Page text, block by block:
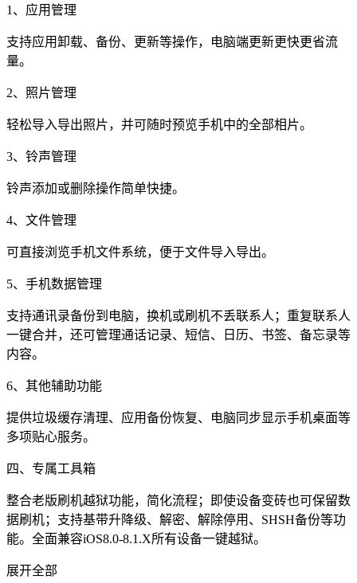
1、应用管理
支持应用卸载、备份、更新等操作，电脑端更新更快更省流
量。
2、照片管理
轻松导入导出照片，并可随时预览手机中的全部相片。
3、铃声管理
铃声添加或删除操作简单快捷。
4、文件管理
可直接浏览手机文件系统，便于文件导入导出。
5、手机数据管理
支持通讯录备份到电脑，换机或刷机不丢联系人；重复联系人
一键合并，还可管理通话记录、短信、日历、书签、备忘录等
内容。
6、其他辅助功能
提供垃圾缓存清理、应用备份恢复、电脑同步显示手机桌面等
多项贴心服务。
四、专属工具箱
整合老版刷机越狱功能，简化流程；即使设备变砖也可保留数
据刷机；支持基带升降级、解密、解除停用、SHSH备份等功
能。全面兼容iOS8.0-8.1.X所有设备一键越狱。
展开全部